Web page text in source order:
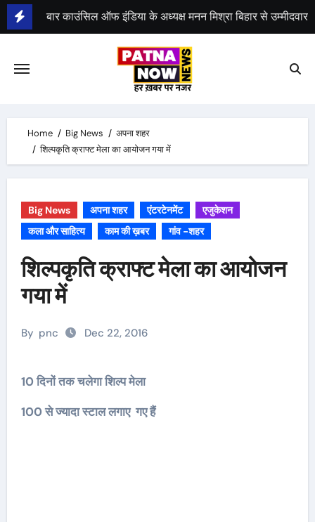
Skip
to
भीम सेना का भारत बंद, राजद का बंद को समर्थन
Home Big News
अपना शहर
शिल्पकृति क्राफ्ट मेला का आयोजन गया में
Big News अपना शहर एंटरटेनमेंट
एजुकेशन
कला और साहित्य
काम की ख़बर गांव -शहर
शिल्पकृति क्राफ्ट मेला का आयोजन
गया में
By pnc Dec 22, 2016
10 दिनों तक चलेगा शिल्प मेला
100 से ज्यादा स्टाल लगाए गए हैं